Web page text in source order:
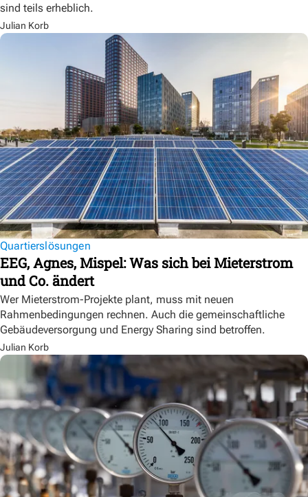
sind teils erheblich.
Julian Korb
Quartierslösungen
EEG, Agnes, Mispel: Was sich bei Mieterstrom
und Co. ändert
Wer Mieterstrom-Projekte plant, muss mit neuen
Rahmenbedingungen rechnen. Auch die gemeinschaftliche
Gebäudeversorgung und Energy Sharing sind betroffen.
Julian Korb